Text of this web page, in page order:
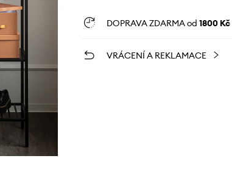
DOPRAVA ZDARMA od 1800 Kč
VRÁCENÍ A REKLAMACE